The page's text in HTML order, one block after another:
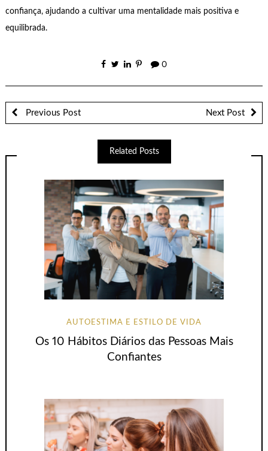
confiança, ajudando a cultivar uma mentalidade mais positiva e
equilibrada.
0
Previous Post Next Post
Related Posts
AUTOESTIMA E ESTILO DE VIDA
Os 10 Hábitos Diários das Pessoas Mais
Confiantes